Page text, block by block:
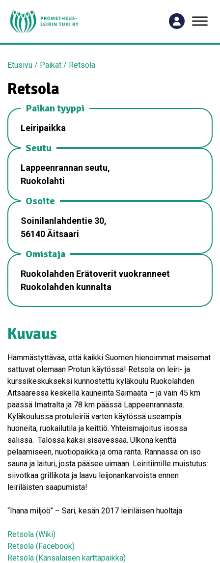
Etusivu / Paikat / Retsola
Retsola
Paikan tyyppi
Leiripaikka
Seutu
Lappeenrannan seutu,
Ruokolahti
Osoite
Soinilanlahdentie 30,
56140 Äitsaari
Omistaja
Ruokolahden Erätoverit vuokranneet
Ruokolahden kunnalta
Kuvaus
Hämmästyttävää, että kaikki Suomen hienoimmat maisemat
sattuvat olemaan Protun käytössä! Retsola on leiri- ja
kurssikeskukseksi kunnostettu kyläkoulu Ruokolahden
Äitsaaressa keskellä kauneinta Saimaata – ja vain 45 km
päässä Imatralta ja 78 km päässä Lappeenrannasta.
Kyläkoulussa protuleiriä varten käytössä useampia
huoneita, ruokailutila ja keittiö. Yhteismajoitus isossa
salissa. Talossa kaksi sisävessaa. Ulkona kenttä
pelaamiseen, nuotiopaikka ja oma ranta. Rannassa on iso
sauna ja laituri, josta pääsee uimaan. Leiritiimille muistutus:
siivotkaa grillikota ja laavu leijonankarvoista ennen
leiriläisten saapumista!
“Ihana miljöö” – Sari, kesän 2017 leiriläisen huoltaja
Retsola (Wiki)
Retsola (Facebook)
Retsola (Kansalaisen karttapaikka)